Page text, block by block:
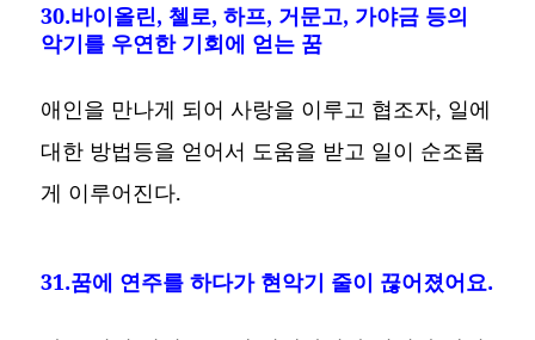
30.바이올린, 첼로, 하프, 거문고, 가야금 등의
악기를 우연한 기회에 얻는 꿈
애인을 만나게 되어 사랑을 이루고 협조자, 일에
대한 방법등을 얻어서 도움을 받고 일이 순조롭
게 이루어진다.
31.꿈에 연주를 하다가 현악기 줄이 끊어졌어요.